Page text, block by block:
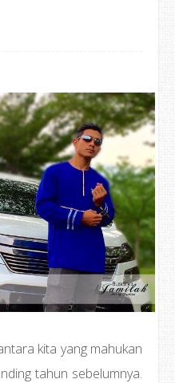
kita yang mahukan
tahun sebelumnya.